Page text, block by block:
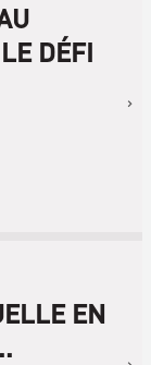
DÉFI
EN